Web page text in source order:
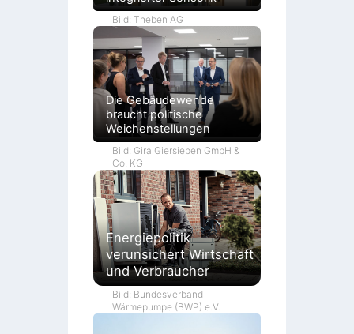
Bild: Theben AG
Die Gebäudewende
braucht politische
Weichenstellungen
Bild: Gira Giersiepen GmbH &
Co. KG
Energiepolitik
verunsichert Wirtschaft
und Verbraucher
Bild: Bundesverband
Wärmepumpe (BWP) e.V.